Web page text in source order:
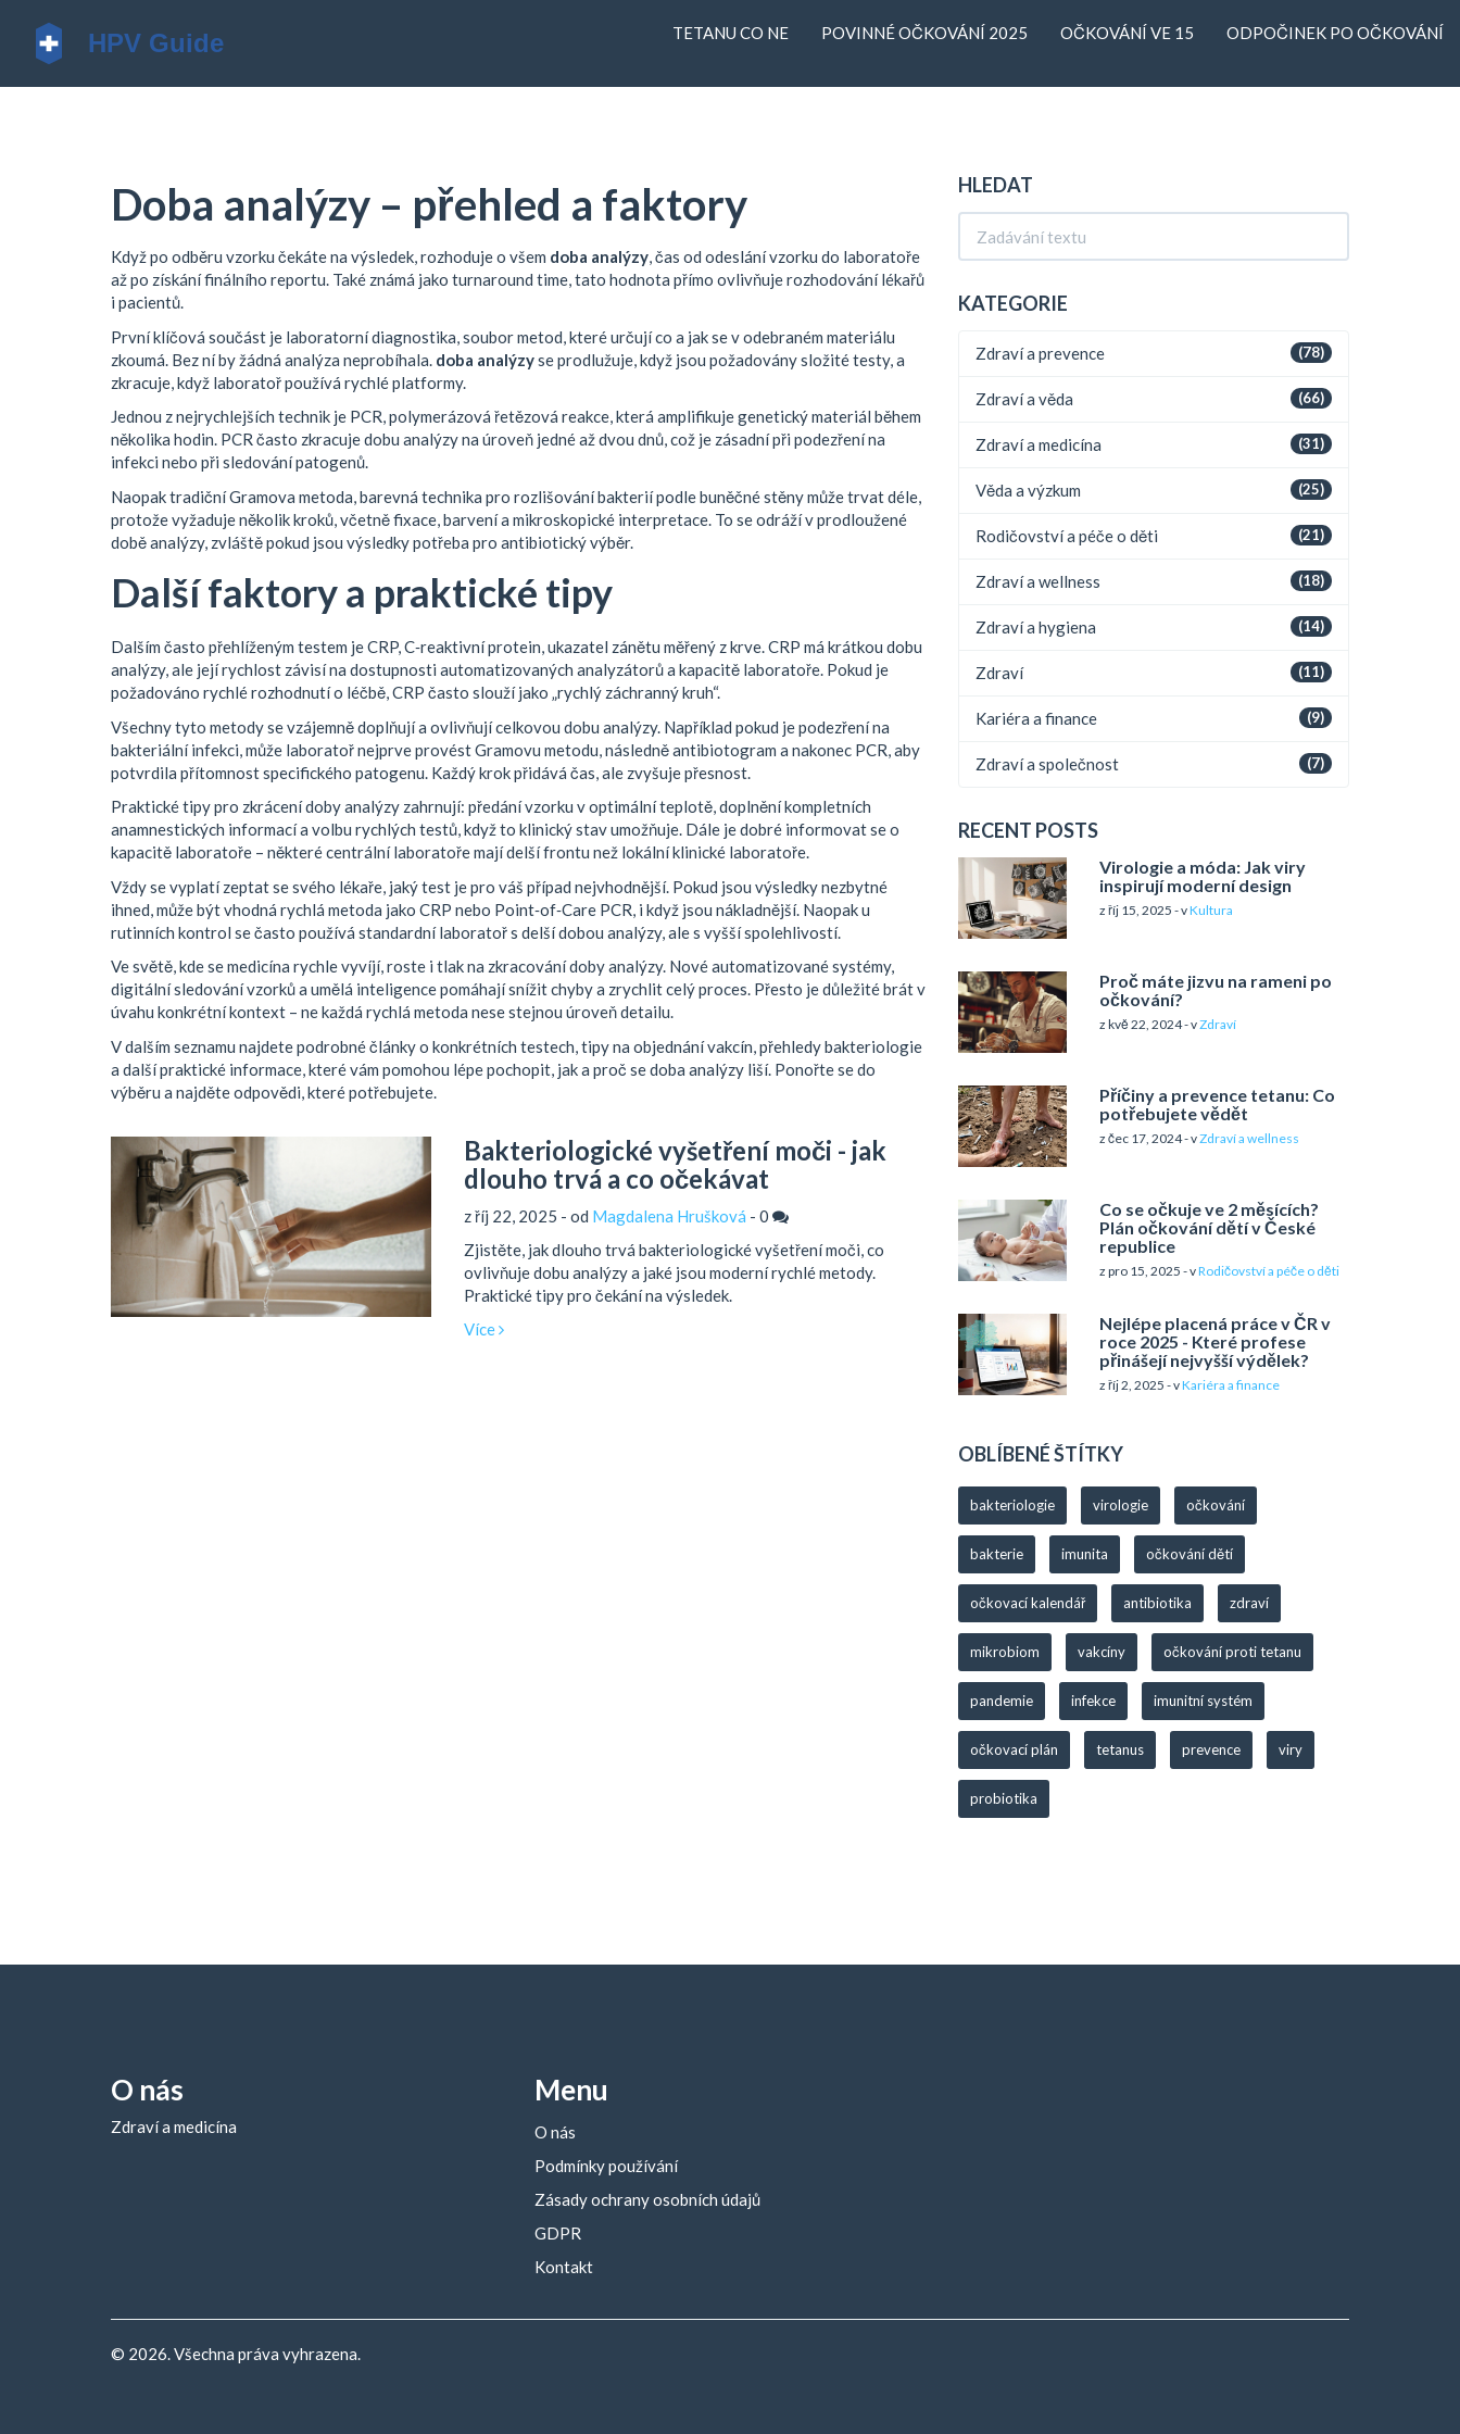
TETANU CO NE POVINNÉ OČKOVÁNÍ 2025 OČKOVÁNÍ VE 15 ODPOČINEK PO OČKOVÁNÍ
Doba analýzy – přehled a faktory
Když po odběru vzorku čekáte na výsledek, rozhoduje o všem doba analýzy,čas od odeslání vzorku do laboratoře
až po získání finálního reportu. Také známá jako turnaround time, tato hodnota přímo ovlivňuje rozhodování lékařů
i pacientů.
První klíčová součást je laboratorní diagnostika soubor metod, které určují co a jak se v odebraném materiálu
zkoumá . Bez ní by žádná analýza neprobíhala. doba analýzyse prodlužuje, když jsou požadovány složité testy, a
zkracuje, když laboratoř používá rychlé platformy.
Jednou z nejrychlejších technik je PCR,polymerázová řetězová reakce, která amplifikuje genetický materiál během
několika hodin. PCR často zkracuje dobu analýzy na úroveň jedné až dvou dnů, což je zásadní při podezření na
infekci nebo při sledování patogenů.
Naopak tradičníGramova metoda barevná technika pro rozlišování bakterií podle buněčné stěnymůže trvat déle,
protože vyžaduje několik kroků, včetně fixace, barvení a mikroskopické interpretace. To se odráží v prodloužené
době analýzy, zvláště pokud jsou výsledky potřeba pro antibiotický výběr.
Další faktory a praktické tipy
Dalším často přehlíženým testem jeCRP,C‑reaktivní protein, ukazatel zánětu měřený z krve. CRP má krátkou dobu
analýzy, ale její rychlost závisí na dostupnosti automatizovaných analyzátorů a kapacitě laboratoře. Pokud je
požadováno rychlé rozhodnutí o léčbě, CRP často slouží jako „rychlý záchranný kruh“.
Všechny tyto metody se vzájemně doplňují a ovlivňují celkovou dobu analýzy. Například pokud je podezření na
bakteriální infekci, může laboratoř nejprve provést Gramovu metodu, následně antibiotogram a nakonec PCR, aby
potvrdila přítomnost specifického patogenu. Každý krok přidává čas, ale zvyšuje přesnost.
Praktické tipy pro zkrácení doby analýzy zahrnují: předání vzorku v optimální teplotě, doplnění kompletních
anamnestických informací a volbu rychlých testů, když to klinický stav umožňuje. Dále je dobré informovat se o
kapacitě laboratoře – některé centrální laboratoře mají delší frontu než lokální klinické laboratoře.
Vždy se vyplatí zeptat se svého lékaře, jaký test je pro váš případ nejvhodnější. Pokud jsou výsledky nezbytné
ihned, může být vhodná rychlá metoda jako CRP nebo Point‑of‑Care PCR, i když jsou nákladnější. Naopak u
rutinních kontrol se často používá standardní laboratoř s delší dobou analýzy, ale s vyšší spolehlivostí.
Ve světě, kde se medicína rychle vyvíjí, roste i tlak na zkracování doby analýzy. Nové automatizované systémy,
digitální sledování vzorků a umělá inteligence pomáhají snížit chyby a zrychlit celý proces. Přesto je důležité brát v
úvahu konkrétní kontext – ne každá rychlá metoda nese stejnou úroveň detailu.
V dalším seznamu najdete podrobné články o konkrétních testech, tipy na objednání vakcín, přehledy bakteriologie
a další praktické informace, které vám pomohou lépe pochopit, jak a proč se doba analýzy liší. Ponořte se do
výběru a najděte odpovědi, které potřebujete.
Bakteriologické vyšetření moči - jak
dlouho trvá a co očekávat
z říj 22, 2025 - od Magdalena Hrušková - 0
Zjistěte, jak dlouho trvá bakteriologické vyšetření moči, co
ovlivňuje dobu analýzy a jaké jsou moderní rychlé metody.
Praktické tipy pro čekání na výsledek.
Více
HLEDAT
KATEGORIE
(78)
Zdraví a prevence
(66)
Zdraví a věda
(31)
Zdraví a medicína
(25)
Věda a výzkum
(21)
Rodičovství a péče o děti
(18)
Zdraví a wellness
(14)
Zdraví a hygiena
(11)
Zdraví
(9)
Kariéra a finance
(7)
Zdraví a společnost
RECENT POSTS
Virologie a móda: Jak viry
inspirují moderní design
z říj 15, 2025 - vKultura
Proč máte jizvu na rameni po
očkování?
z kvě 22, 2024 - vZdraví
Příčiny a prevence tetanu: Co
potřebujete vědět
z čec 17, 2024 - vZdraví a wellness
Co se očkuje ve 2 měsících?
Plán očkování dětí v České
republice
z pro 15, 2025 - vRodičovství a péče o děti
Nejlépe placená práce v ČR v
roce 2025 - Které profese
přinášejí nejvyšší výdělek?
z říj 2, 2025 - vKariéra a finance
OBLÍBENÉ ŠTÍTKY
bakteriologie virologie očkování
bakterie imunita očkování dětí
očkovací kalendář antibiotika zdraví
mikrobiom vakcíny očkování proti tetanu
pandemie infekce imunitní systém
očkovací plán tetanus prevence viry
probiotika
O nás
Zdraví a medicína
Menu
O nás
Podmínky používání
Zásady ochrany osobních údajů
GDPR
Kontakt
© 2026. Všechna práva vyhrazena.